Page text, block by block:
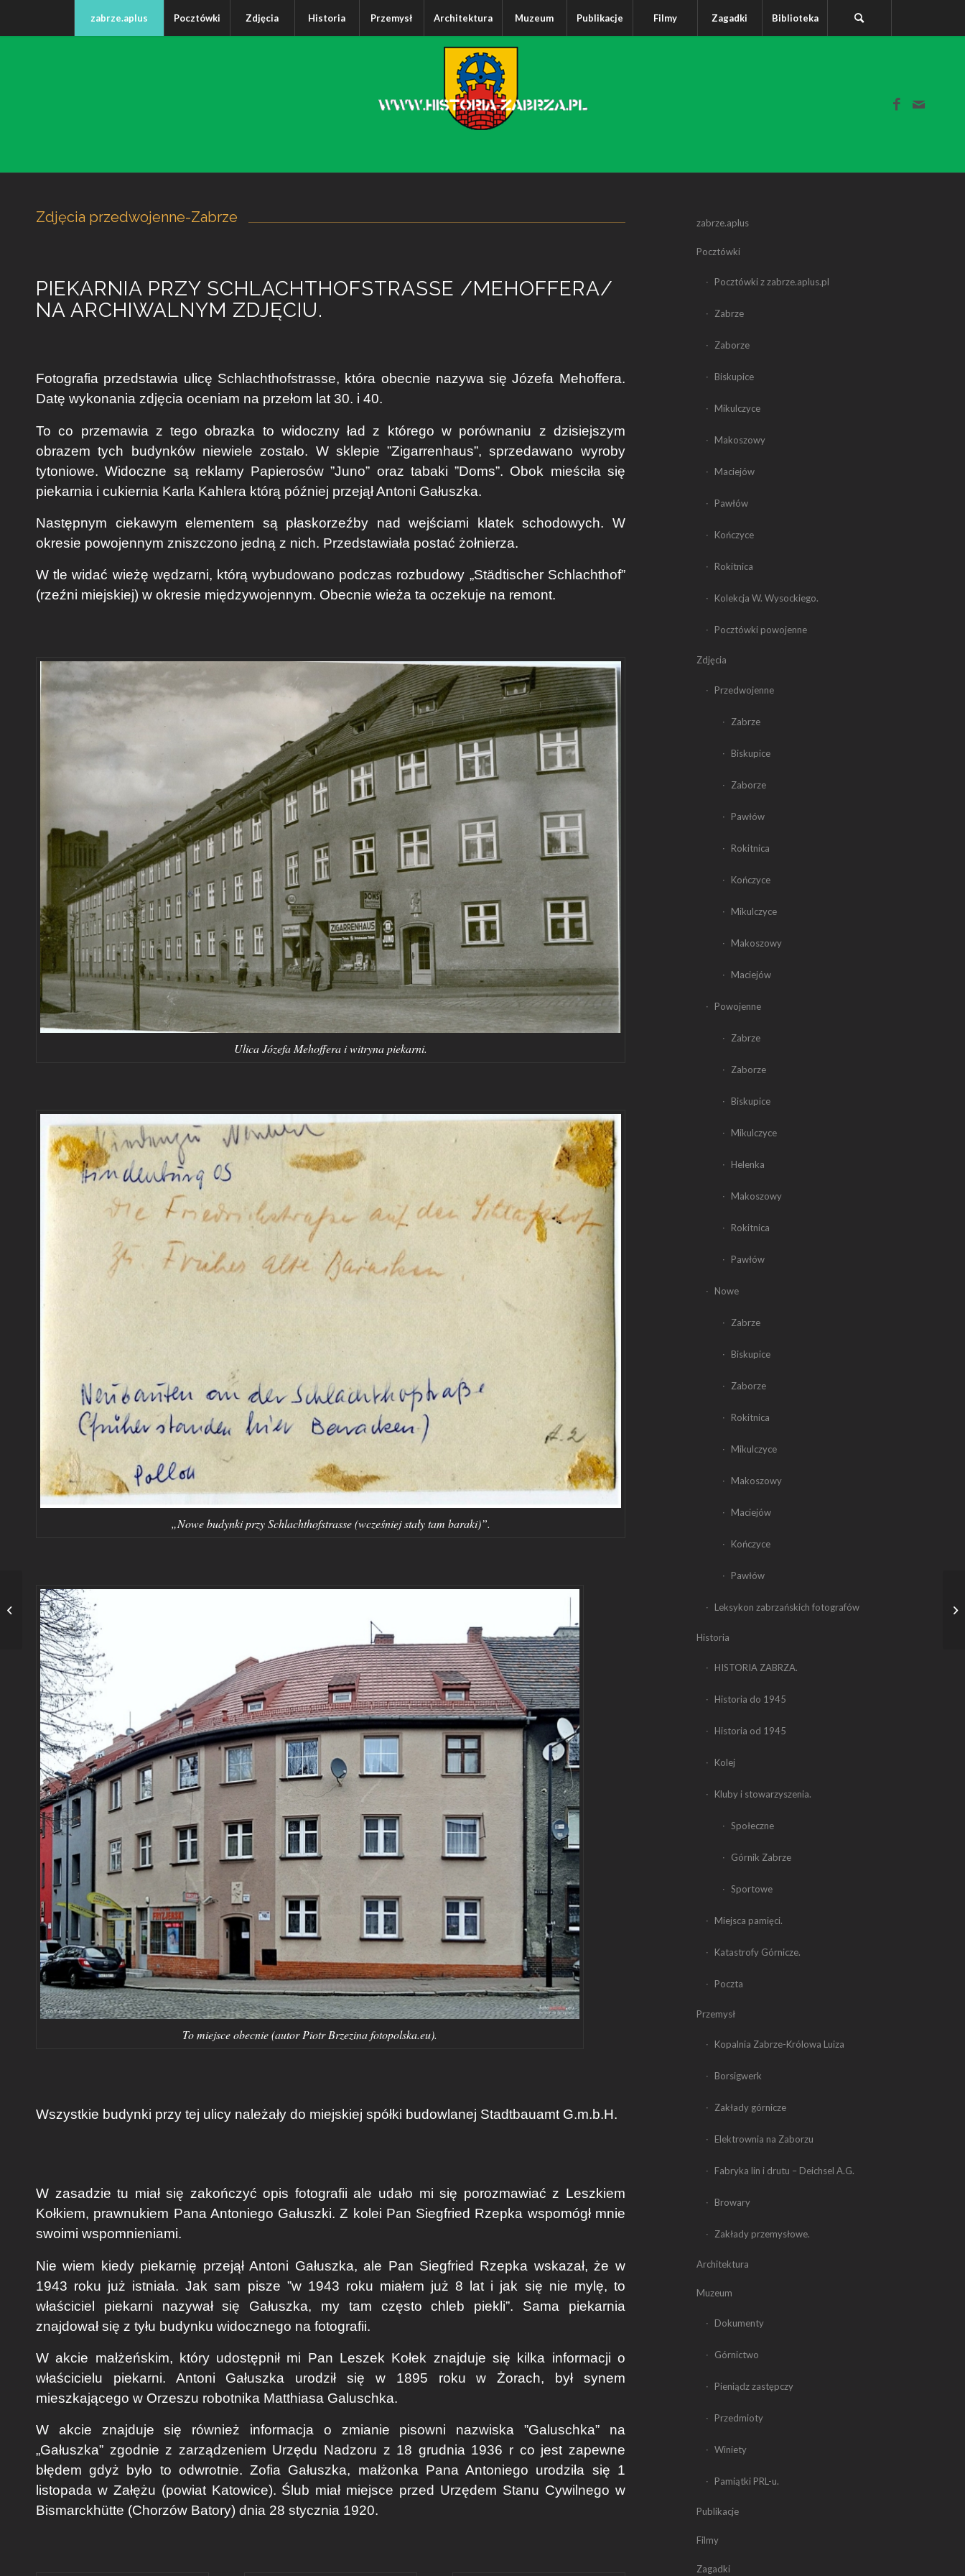
zabrze.aplus Pocztówki Zdjęcia Historia Przemysł Architektura Muzeum Publikacje Filmy Zagadki Biblioteka
Zdjęcia przedwojenne-Zabrze
PIEKARNIA PRZY SCHLACHTHOFSTRASSE /MEHOFFERA/
NA ARCHIWALNYM ZDJĘCIU.
Fotografia przedstawia ulicę Schlachthofstrasse, która obecnie nazywa się Józefa Mehoffera.
Datę wykonania zdjęcia oceniam na przełom lat 30. i 40.
To co przemawia z tego obrazka to widoczny ład z którego w porównaniu z dzisiejszym
obrazem tych budynków niewiele zostało. W sklepie ”Zigarrenhaus”, sprzedawano wyroby
tytoniowe. Widoczne są reklamy Papierosów ”Juno” oraz tabaki ”Doms”. Obok mieściła się
piekarnia i cukiernia Karla Kahlera którą później przejął Antoni Gałuszka.
Następnym ciekawym elementem są płaskorzeźby nad wejściami klatek schodowych. W
okresie powojennym zniszczono jedną z nich. Przedstawiała postać żołnierza.
W tle widać wieżę wędzarni, którą wybudowano podczas rozbudowy „Städtischer Schlachthof”
(rzeźni miejskiej) w okresie międzywojennym. Obecnie wieża ta oczekuje na remont.
Ulica Józefa Mehoffera i witryna piekarni.
„Nowe budynki przy Schlachthofstrasse (wcześniej stały tam baraki)”.
To miejsce obecnie (autor Piotr Brzezina fotopolska.eu).
Wszystkie budynki przy tej ulicy należały do miejskiej spółki budowlanej Stadtbauamt G.m.b.H.
W zasadzie tu miał się zakończyć opis fotografii ale udało mi się porozmawiać z Leszkiem
Kołkiem, prawnukiem Pana Antoniego Gałuszki. Z kolei Pan Siegfried Rzepka wspomógł mnie
swoimi wspomnieniami.
Nie wiem kiedy piekarnię przejął Antoni Gałuszka, ale Pan Siegfried Rzepka wskazał, że w
1943 roku już istniała. Jak sam pisze ”w 1943 roku miałem już 8 lat i jak się nie mylę, to
właściciel piekarni nazywał się Gałuszka, my tam często chleb piekli”. Sama piekarnia
znajdował się z tyłu budynku widocznego na fotografii.
W akcie małżeńskim, który udostępnił mi Pan Leszek Kołek znajduje się kilka informacji o
właścicielu piekarni. Antoni Gałuszka urodził się w 1895 roku w Żorach, był synem
mieszkającego w Orzeszu robotnika Matthiasa Galuschka.
W akcie znajduje się również informacja o zmianie pisowni nazwiska ”Galuschka” na
„Gałuszka” zgodnie z zarządzeniem Urzędu Nadzoru z 18 grudnia 1936 r co jest zapewne
błędem gdyż było to odwrotnie. Zofia Gałuszka, małżonka Pana Antoniego urodziła się 1
listopada w Załężu (powiat Katowice). Ślub miał miejsce przed Urzędem Stanu Cywilnego w
Bismarckhütte (Chorzów Batory) dnia 28 stycznia 1920.
zabrze.aplus
Pocztówki
Pocztówki z zabrze.aplus.pl
Zabrze
Zaborze
Biskupice
Mikulczyce
Makoszowy
Maciejów
Pawłów
Kończyce
Rokitnica
Kolekcja W. Wysockiego.
Pocztówki powojenne
Zdjęcia
Przedwojenne
Zabrze
Biskupice
Zaborze
Pawłów
Rokitnica
Kończyce
Mikulczyce
Makoszowy
Maciejów
Powojenne
Zabrze
Zaborze
Biskupice
Mikulczyce
Helenka
Makoszowy
Rokitnica
Pawłów
Nowe
Zabrze
Biskupice
Zaborze
Rokitnica
Mikulczyce
Makoszowy
Maciejów
Kończyce
Pawłów
Leksykon zabrzańskich fotografów
Historia
HISTORIA ZABRZA.
Historia do 1945
Historia od 1945
Kolej
Kluby i stowarzyszenia.
Społeczne
Górnik Zabrze
Sportowe
Miejsca pamięci.
Katastrofy Górnicze.
Poczta
Przemysł
Kopalnia Zabrze-Królowa Luiza
Borsigwerk
Zakłady górnicze
Elektrownia na Zaborzu
Fabryka lin i drutu – Deichsel A.G.
Browary
Zakłady przemysłowe.
Architektura
Muzeum
Dokumenty
Górnictwo
Pieniądz zastępczy
Przedmioty
Winiety
Pamiątki PRL-u.
Publikacje
Filmy
Zagadki
W.Schmeka-wytwórnia
lemoniady i hurtownia
piwa z Zaborza. Butelka
i histor...